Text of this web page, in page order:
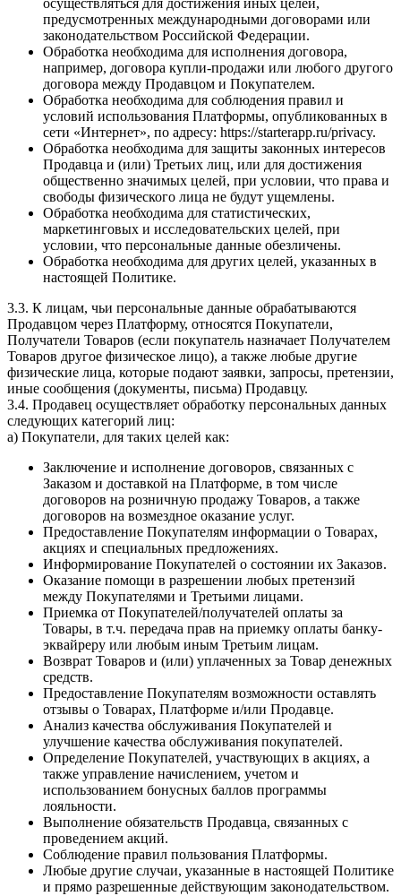
осуществляться для достижения иных целей,
предусмотренных международными договорами или
законодательством Российской Федерации.
Обработка необходима для исполнения договора,
например, договора купли-продажи или любого другого
договора между Продавцом и Покупателем.
Обработка необходима для соблюдения правил и
условий использования Платформы, опубликованных в
сети «Интернет», по адресу: https://starterapp.ru/privacy.
Обработка необходима для защиты законных интересов
Продавца и (или) Третьих лиц, или для достижения
общественно значимых целей, при условии, что права и
свободы физического лица не будут ущемлены.
Обработка необходима для статистических,
маркетинговых и исследовательских целей, при
условии, что персональные данные обезличены.
Обработка необходима для других целей, указанных в
настоящей Политике.
3.3. К лицам, чьи персональные данные обрабатываются
Продавцом через Платформу, относятся Покупатели,
Получатели Товаров (если покупатель назначает Получателем
Товаров другое физическое лицо), а также любые другие
физические лица, которые подают заявки, запросы, претензии,
иные сообщения (документы, письма) Продавцу.
3.4. Продавец осуществляет обработку персональных данных
следующих категорий лиц:
a) Покупатели, для таких целей как:
Заключение и исполнение договоров, связанных с
Заказом и доставкой на Платформе, в том числе
договоров на розничную продажу Товаров, а также
договоров на возмездное оказание услуг.
Предоставление Покупателям информации о Товарах,
акциях и специальных предложениях.
Информирование Покупателей о состоянии их Заказов.
Оказание помощи в разрешении любых претензий
между Покупателями и Третьими лицами.
Приемка от Покупателей/получателей оплаты за
Товары, в т.ч. передача прав на приемку оплаты банку-
эквайреру или любым иным Третьим лицам.
Возврат Товаров и (или) уплаченных за Товар денежных
средств.
Предоставление Покупателям возможности оставлять
отзывы о Товарах, Платформе и/или Продавце.
Анализ качества обслуживания Покупателей и
улучшение качества обслуживания покупателей.
Определение Покупателей, участвующих в акциях, а
также управление начислением, учетом и
использованием бонусных баллов программы
лояльности.
Выполнение обязательств Продавца, связанных с
проведением акций.
Соблюдение правил пользования Платформы.
Любые другие случаи, указанные в настоящей Политике
и прямо разрешенные действующим законодательством.